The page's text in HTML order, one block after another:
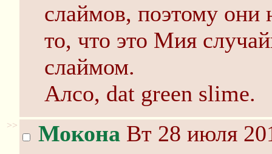
слаймов, поэтому они
то, что это Мия
слаймом.
Алсо, dat green slime.
>> Мокона Вт 28 июля